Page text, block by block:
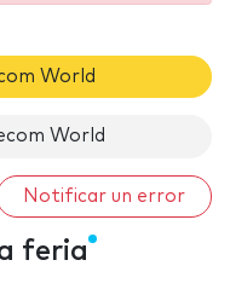
World
World
Notificar un error
feria